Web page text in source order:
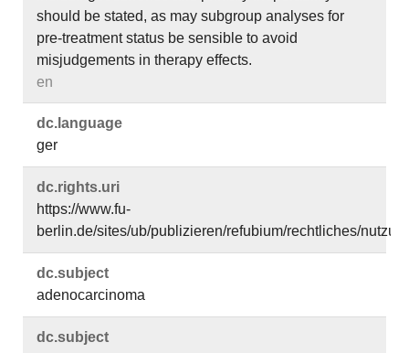
should be stated, as may subgroup analyses for
pre-treatment status be sensible to avoid
misjudgements in therapy effects.
en
dc.​language
ger
dc.​rights.​uri
https://www.fu-
berlin.de/sites/ub/publizieren/refubium/rechtliches/
dc.​subject
adenocarcinoma
dc.​subject